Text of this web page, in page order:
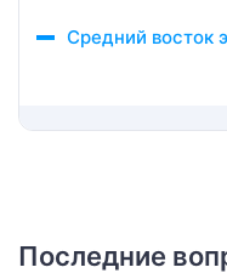
Средний восток
Последние